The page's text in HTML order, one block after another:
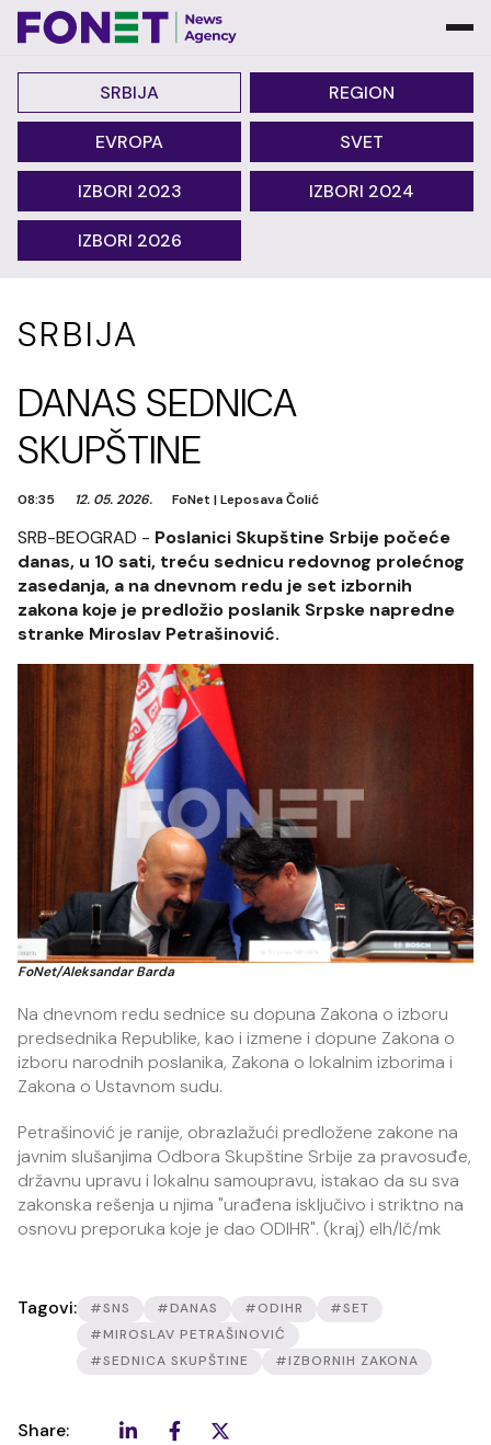
SRBIJA REGION
EVROPA SVET
IZBORI 2023 IZBORI 2024
IZBORI 2026
SRBIJA
DANAS SEDNICA
SKUPŠTINE
08:35 12. 05. 2026. FoNet |Leposava Čolić
SRB-BEOGRAD - Poslanici Skupštine Srbije počeće
danas, u 10 sati, treću sednicu redovnog prolećnog
zasedanja, a na dnevnom redu je set izbornih
zakona koje je predložio poslanik Srpske napredne
stranke Miroslav Petrašinović.
FoNet/Aleksandar Barda
Na dnevnom redu sednice su dopuna Zakona o izboru
predsednika Republike, kao i izmene i dopune Zakona o
izboru narodnih poslanika, Zakona o lokalnim izborima i
Zakona o Ustavnom sudu.
Petrašinović je ranije, obrazlažući predložene zakone na
javnim slušanjima Odbora Skupštine Srbije za pravosuđe,
državnu upravu i lokalnu samoupravu, istakao da su sva
zakonska rešenja u njima "urađena isključivo i striktno na
osnovu preporuka koje je dao ODIHR". (kraj) elh/lč/mk
Tagovi: #SNS #DANAS #ODIHR
#SET
#MIROSLAV PETRAŠINOVIĆ
#SEDNICA SKUPŠTINE
#IZBORNIH ZAKONA
Share: